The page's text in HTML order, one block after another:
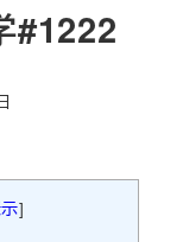
#1222
]